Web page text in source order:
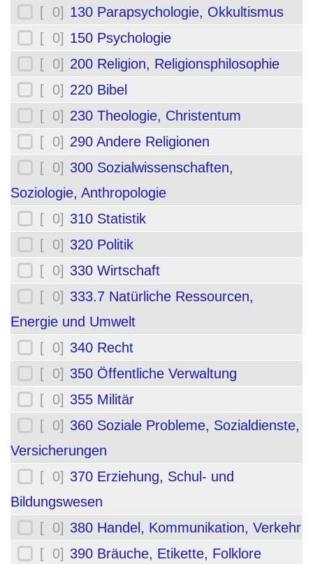
[ 0] 130 Parapsychologie, Okkultismus
[ 0] 150 Psychologie
[ 0] 200 Religion, Religionsphilosophie
[ 0] 220 Bibel
[ 0] 230 Theologie, Christentum
[ 0] 290 Andere Religionen
[ 0] 300 Sozialwissenschaften,
Soziologie, Anthropologie
[ 0] 310 Statistik
[ 0] 320 Politik
[ 0] 330 Wirtschaft
[ 0] 333.7 Natürliche Ressourcen,
Energie und Umwelt
[ 0] 340 Recht
[ 0] 350 Öffentliche Verwaltung
[ 0] 355 Militär
[ 0] 360 Soziale Probleme, Sozialdienste,
Versicherungen
[ 0] 370 Erziehung, Schul- und
Bildungswesen
[ 0] 380 Handel, Kommunikation, Verkehr
[ 0] 390 Bräuche, Etikette, Folklore